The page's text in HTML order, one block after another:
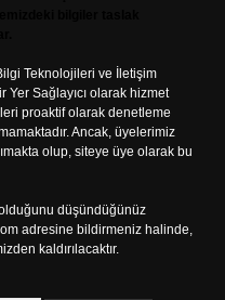
Teknolojileri ve İletişim
Yer Sağlayıcı olarak hizmet
proaktif olarak denetleme
Ancak, üyelerimiz
olup, siteye üye olarak bu
düşündüğünüz
adresine bildirmeniz halinde,
kaldırılacaktır.